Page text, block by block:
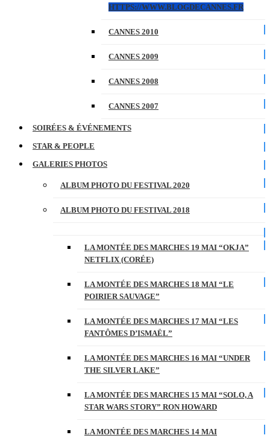
HTTPS://WWW.BLOGDECANNES.FR
CANNES 2010
CANNES 2009
CANNES 2008
CANNES 2007
SOIRÉES & ÉVÉNEMENTS
STAR & PEOPLE
GALERIES PHOTOS
ALBUM PHOTO DU FESTIVAL 2020
ALBUM PHOTO DU FESTIVAL 2018
LA MONTÉE DES MARCHES 19 MAI “OKJA”
NETFLIX (CORÉE)
LA MONTÉE DES MARCHES 18 MAI “LE
POIRIER SAUVAGE”
LA MONTÉE DES MARCHES 17 MAI “LES
FANTÔMES D’ISMAËL”
LA MONTÉE DES MARCHES 16 MAI “UNDER
THE SILVER LAKE”
LA MONTÉE DES MARCHES 15 MAI “SOLO, A
STAR WARS STORY” RON HOWARD
LA MONTÉE DES MARCHES 14 MAI